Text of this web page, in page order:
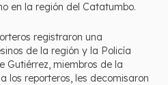
en la región del Catatumbo.
registraron una
de la región y la Policía
Gutiérrez, miembros de la
los reporteros, les decomisaron